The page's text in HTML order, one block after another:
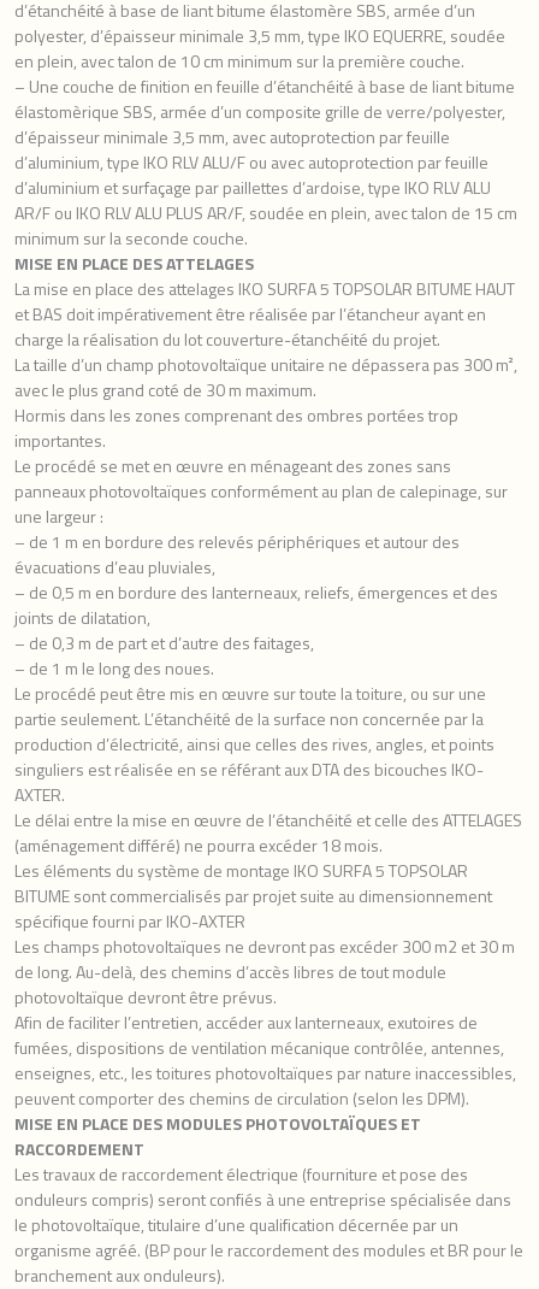
d’étanchéité à base de liant bitume élastomère SBS, armée d’un
polyester, d’épaisseur minimale 3,5 mm, type IKO EQUERRE, soudée
en plein, avec talon de 10 cm minimum sur la première couche.
– Une couche de finition en feuille d’étanchéité à base de liant bitume
élastomèrique SBS, armée d’un composite grille de verre/polyester,
d’épaisseur minimale 3,5 mm, avec autoprotection par feuille
d’aluminium, type IKO RLV ALU/F ou avec autoprotection par feuille
d’aluminium et surfaçage par paillettes d’ardoise, type IKO RLV ALU
AR/F ou IKO RLV ALU PLUS AR/F, soudée en plein, avec talon de 15 cm
minimum sur la seconde couche.
MISE EN PLACE DES ATTELAGES
La mise en place des attelages IKO SURFA 5 TOPSOLAR BITUME HAUT
et BAS doit impérativement être réalisée par l’étancheur ayant en
charge la réalisation du lot couverture-étanchéité du projet.
La taille d’un champ photovoltaïque unitaire ne dépassera pas 300 m²,
avec le plus grand coté de 30 m maximum.
Hormis dans les zones comprenant des ombres portées trop
importantes.
Le procédé se met en œuvre en ménageant des zones sans
panneaux photovoltaïques conformément au plan de calepinage, sur
une largeur :
– de 1 m en bordure des relevés périphériques et autour des
évacuations d’eau pluviales,
– de 0,5 m en bordure des lanterneaux, reliefs, émergences et des
joints de dilatation,
– de 0,3 m de part et d’autre des faitages,
– de 1 m le long des noues.
Le procédé peut être mis en œuvre sur toute la toiture, ou sur une
partie seulement. L’étanchéité de la surface non concernée par la
production d’électricité, ainsi que celles des rives, angles, et points
singuliers est réalisée en se référant aux DTA des bicouches IKO-
AXTER.
Le délai entre la mise en œuvre de l’étanchéité et celle des ATTELAGES
(aménagement différé) ne pourra excéder 18 mois.
Les éléments du système de montage IKO SURFA 5 TOPSOLAR
BITUME sont commercialisés par projet suite au dimensionnement
spécifique fourni par IKO-AXTER
Les champs photovoltaïques ne devront pas excéder 300 m2 et 30 m
de long. Au-delà, des chemins d’accès libres de tout module
photovoltaïque devront être prévus.
Afin de faciliter l’entretien, accéder aux lanterneaux, exutoires de
fumées, dispositions de ventilation mécanique contrôlée, antennes,
enseignes, etc., les toitures photovoltaïques par nature inaccessibles,
peuvent comporter des chemins de circulation (selon les DPM).
MISE EN PLACE DES MODULES PHOTOVOLTAÏQUES ET
RACCORDEMENT
Les travaux de raccordement électrique (fourniture et pose des
onduleurs compris) seront confiés à une entreprise spécialisée dans
le photovoltaïque, titulaire d’une qualification décernée par un
organisme agréé. (BP pour le raccordement des modules et BR pour le
branchement aux onduleurs).